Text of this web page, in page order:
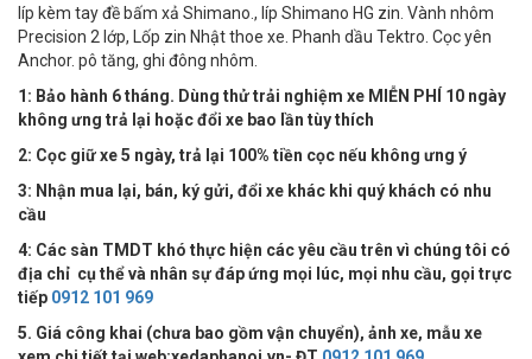
líp kèm tay đề bấm xả Shimano., líp Shimano HG zin. Vành nhôm
Precision 2 lớp, Lốp zin Nhật thoe xe. Phanh dầu Tektro. Cọc yên
Anchor. pô tăng, ghi đông nhôm.
1: Bảo hành 6 tháng. Dùng thử trải nghiệm xe MIỄN PHÍ 10 ngày
không ưng trả lại hoặc đổi xe bao lần tùy thích
2: Cọc giữ xe 5 ngày, trả lại 100% tiền cọc nếu không ưng ý
3: Nhận mua lại, bán, ký gửi, đổi xe khác khi quý khách có nhu
cầu
4: Các sàn TMDT khó thực hiện các yêu cầu trên vì chúng tôi có
địa chỉ cụ thể và nhân sự đáp ứng mọi lúc, mọi nhu cầu, gọi trực
tiếp 0912 101 969
5. Giá công khai (chưa bao gồm vận chuyển), ảnh xe, mẫu xe